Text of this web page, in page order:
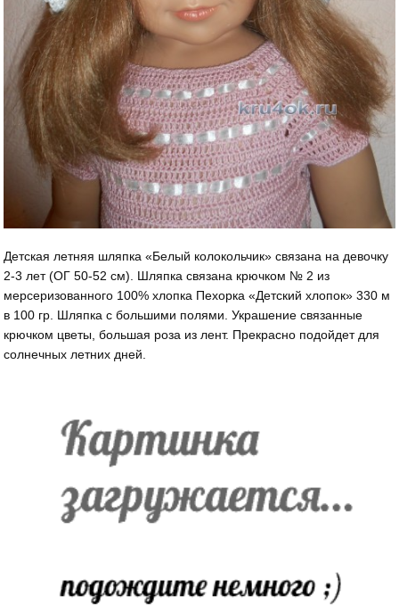
Детская летняя шляпка «Белый колокольчик» связана на девочку
2-3 лет (ОГ 50-52 см). Шляпка связана крючком № 2 из
мерсеризованного 100% хлопка Пехорка «Детский хлопок» 330 м
в 100 гр. Шляпка с большими полями. Украшение связанные
крючком цветы, большая роза из лент. Прекрасно подойдет для
солнечных летних дней.